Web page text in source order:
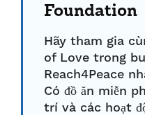
Foundation
Hãy tham gia
of Love trong
Reach4Peace
Có đồ ăn miễn
trí và các hoạt